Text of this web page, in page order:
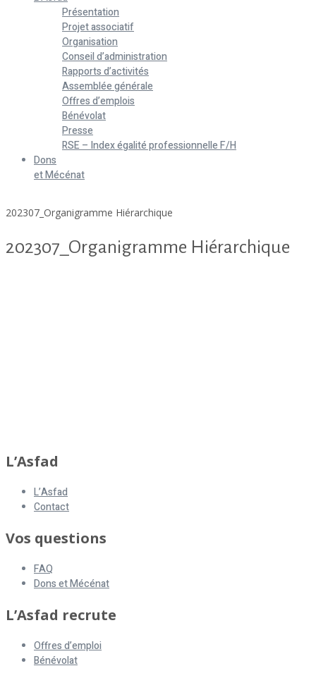
Présentation
Projet associatif
Organisation
Conseil d’administration
Rapports d’activités
Assemblée générale
Offres d’emplois
Bénévolat
Presse
RSE – Index égalité professionnelle F/H
Dons
et Mécénat
202307_Organigramme Hiérarchique
202307_Organigramme Hiérarchique
L’Asfad
L’Asfad
Contact
Vos questions
FAQ
Dons et Mécénat
L’Asfad recrute
Offres d’emploi
Bénévolat